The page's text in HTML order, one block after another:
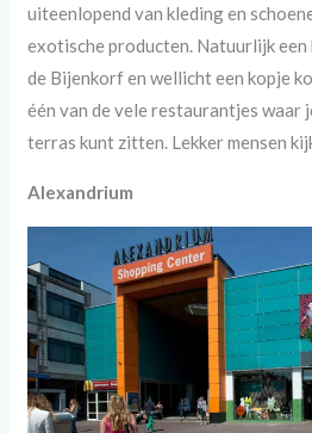
uiteenlopend van kleding en
exotische producten. Natuurlijk een
de Bijenkorf en wellicht een kopje
één van de vele restaurantjes waar
terras kunt zitten. Lekker mensen
Alexandrium
n